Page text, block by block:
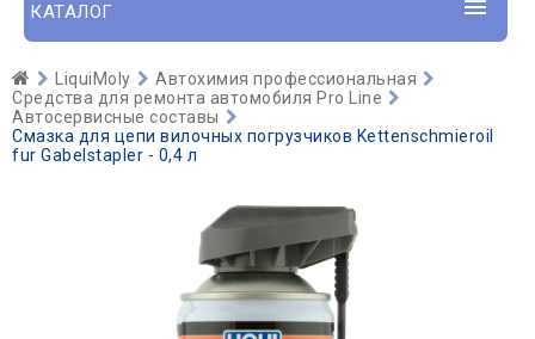
КАТАЛОГ
LiquiMoly
Автохимия профессиональная
Средства для ремонта автомобиля Pro Line
Автосервисные составы
Смазка для цепи вилочных погрузчиков Kettenschmieroil
fur Gabelstapler - 0,4 л